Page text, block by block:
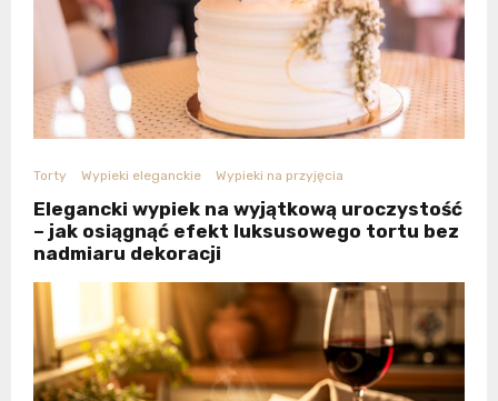
Torty Wypieki eleganckie Wypieki na przyjęcia
Elegancki wypiek na wyjątkową uroczystość
– jak osiągnąć efekt luksusowego tortu bez
nadmiaru dekoracji